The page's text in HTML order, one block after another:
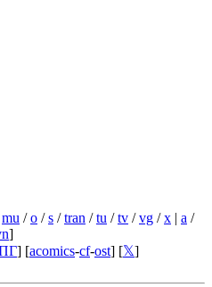
mu /o /s /tran /tu /tv /vg /x | a /
]
] [acomics-cf-ost] [𝕏]